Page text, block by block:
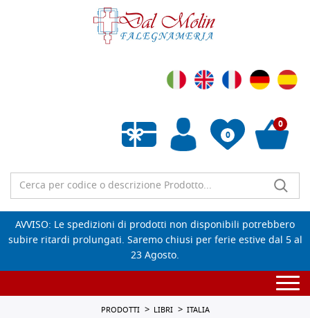
0
Wishlist vuota
0
AVVISO: Le spedizioni di prodotti non disponibili potrebbero
subire ritardi prolungati. Saremo chiusi per ferie estive dal 5 al
23 Agosto.
PRODOTTI LIBRI ITALIA